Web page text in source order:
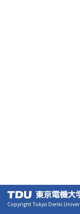
Copyright Tokyo Denki